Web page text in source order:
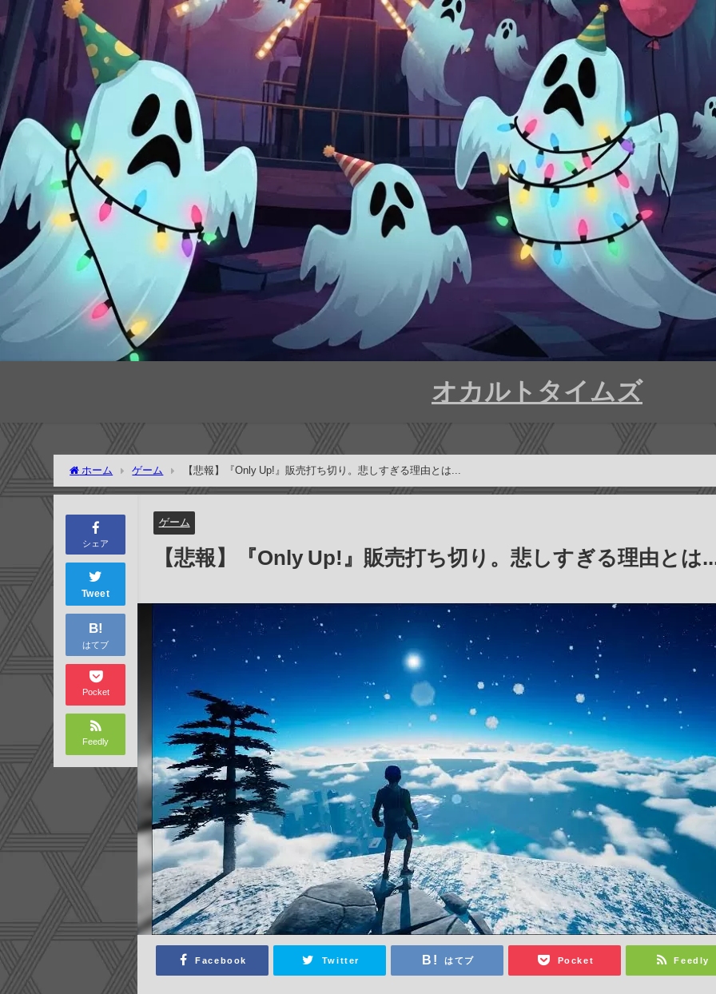
オカルトタイムズ
ホーム ゲーム 【悲報】『Only Up!』販売打ち切り。悲しすぎる理由とは...
シェア
Tweet
B!
はてブ
Pocket
Feedly
ゲーム
【悲報】『Only Up!』販売打ち切り。悲しすぎる理由とは
Facebook Twitter はてブ Pocket Feedly